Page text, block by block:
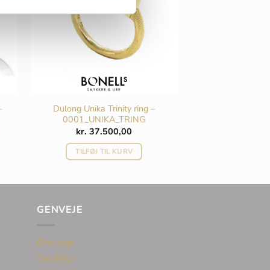
Dulong Unika Trinity ring –
0001_UNIKA_TRING
kr. 37.500,00
TILFØJ TIL KURV
GENVEJE
Øreringe
Smykker